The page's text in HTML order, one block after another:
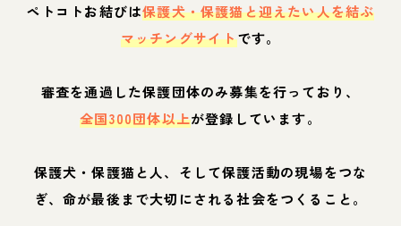
ペトコトお結びは保護犬・保護猫と迎えたい人を結ぶ
マッチングサイトです。
審査を通過した保護団体のみ募集を行っており、
全国300団体以上が登録しています。
保護犬・保護猫と人、そして保護活動の現場をつな
ぎ、命が最後まで大切にされる社会をつくること。